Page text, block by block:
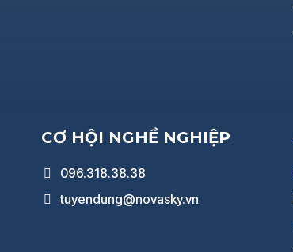
CƠ HỘI NGHỀ NGHIỆP
096.318.38.38
tuyendung@novasky.vn